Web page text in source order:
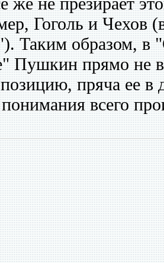
Гоголь и
Таким образом, в
Пушкин прямо не
пряча ее в
всего